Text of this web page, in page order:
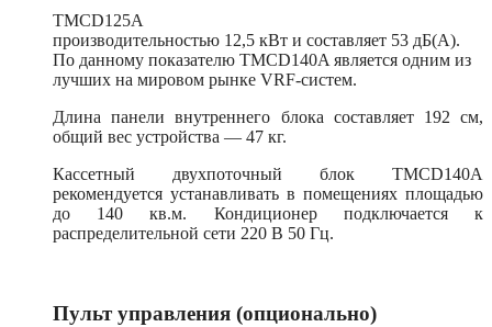
TMCD125A
производительностью 12,5 кВт и составляет 53 дБ(А).
По данному показателю TMCD140A является одним из
лучших на мировом рынке VRF-систем.
Длина панели внутреннего блока составляет 192 см,
общий вес устройства — 47 кг.
Кассетный двухпоточный блок TMCD140А
рекомендуется устанавливать в помещениях площадью
до 140 кв.м. Кондиционер подключается к
распределительной сети 220 В 50 Гц.
Пульт управления (опционально)